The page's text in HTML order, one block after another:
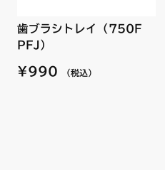
歯ブラシトレイ（750F
PFJ）
¥990 （税込）